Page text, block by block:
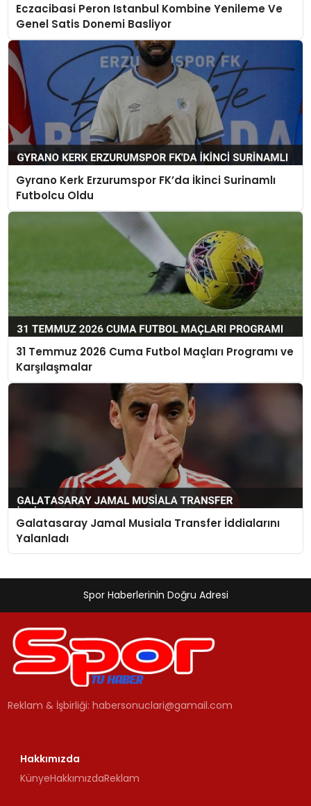
Eczacibasi Peron Istanbul Kombine Yenileme Ve
Genel Satis Donemi Basliyor
Gyrano Kerk Erzurumspor FK’da İkinci Surinamlı
Futbolcu Oldu
31 Temmuz 2026 Cuma Futbol Maçları Programı ve
Karşılaşmalar
Galatasaray Jamal Musiala Transfer İddialarını
Yalanladı
Spor Haberlerinin Doğru Adresi
Reklam & İşbirliği:habersonuclari@gamail.com
Hakkımızda
KünyeHakkımızdaReklam